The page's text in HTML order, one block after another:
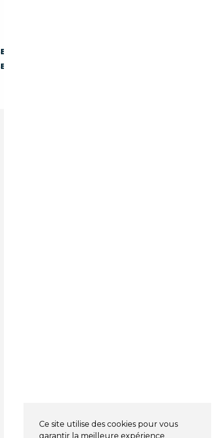
Ce site utilise des cookies pour vous
garantir la meilleure expérience
6 633 D'ESPAGNE
6 633 DES PAYS-BAS